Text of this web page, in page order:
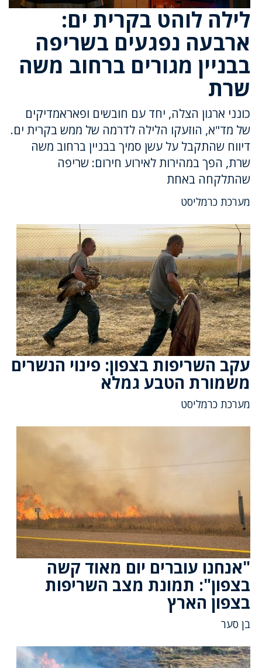
לילה לוהט בקרית ים:
ארבעה נפגעים בשריפה
בבניין מגורים ברחוב משה
שרת
כונני ארגון הצלה, יחד עם חובשים ופאראמדיקים
של מד"א, הוזעקו הלילה לדרמה של ממש בקרית ים.
דיווח שהתקבל על עשן סמיך בבניין ברחוב משה
שרת, הפך במהירות לאירוע חירום: שריפה
שהתלקחה באחת
מערכת כרמליסט
עקב השריפות בצפון: פינוי הנשרים
משמורת הטבע גמלא
מערכת כרמליסט
"אנחנו עוברים יום מאוד קשה
בצפון": תמונת מצב השריפות
בצפון הארץ
בן סער